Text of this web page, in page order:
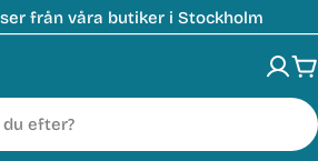
från våra butiker i Stockholm